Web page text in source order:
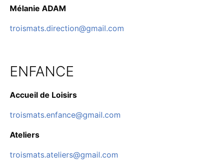
Mélanie ADAM
troismats.direction@gmail.com
ENFANCE
Accueil de Loisirs
troismats.enfance@gmail.com
Ateliers
troismats.ateliers@gmail.com